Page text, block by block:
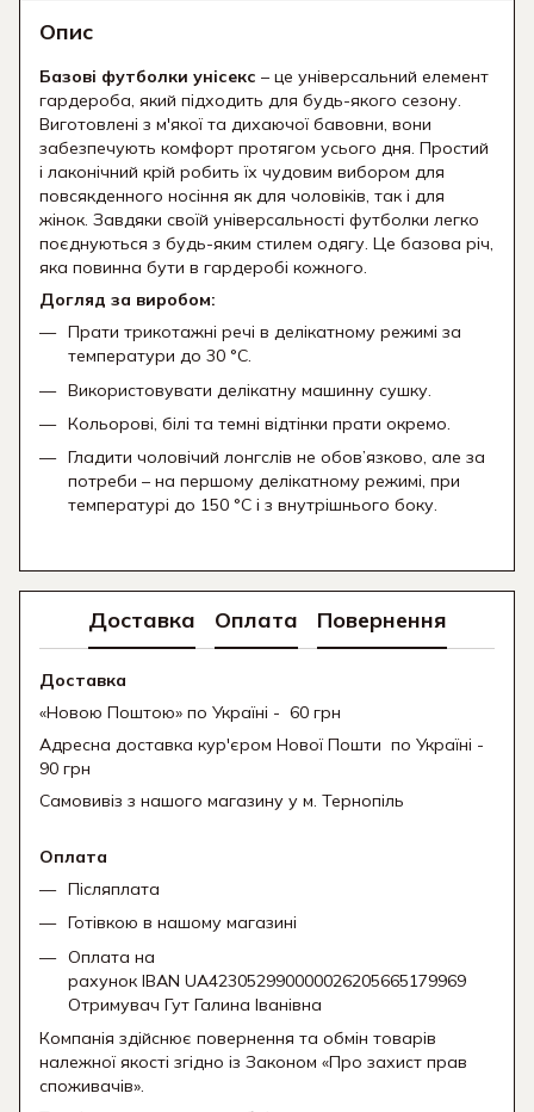
Опис
Базові футболки унісекс – це універсальний елемент
гардероба, який підходить для будь-якого сезону.
Виготовлені з м'якої та дихаючої бавовни, вони
забезпечують комфорт протягом усього дня. Простий
і лаконічний крій робить їх чудовим вибором для
повсякденного носіння як для чоловіків, так і для
жінок. Завдяки своїй універсальності футболки легко
поєднуються з будь-яким стилем одягу. Це базова річ,
яка повинна бути в гардеробі кожного.
Догляд за виробом:
Прати трикотажні речі в делікатному режимі за
температури до 30 °C.
Використовувати делікатну машинну сушку.
Кольорові, білі та темні відтінки прати окремо.
Гладити чоловічий лонгслів не обов’язково, але за
потреби – на першому делікатному режимі, при
температурі до 150 °C і з внутрішнього боку.
Доставка Оплата Повернення
Доставка
«Новою Поштою» по Україні - 60 грн
Адресна доставка кур'єром Нової Пошти по Україні -
90 грн
Самовивіз з нашого магазину у м. Тернопіль
Оплата
Післяплата
Готівкою в нашому магазині
Оплата на
рахунок IBAN UA423052990000026205665179969
Отримувач Гут Галина Іванівна
Компанія здійснює повернення та обмін товарів
належної якості згідно із Законом «Про захист прав
споживачів».